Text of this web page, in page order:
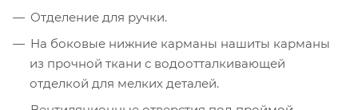
Отделение для ручки.
На боковые нижние карманы нашиты карманы
из прочной ткани с водоотталкивающей
отделкой для мелких деталей.